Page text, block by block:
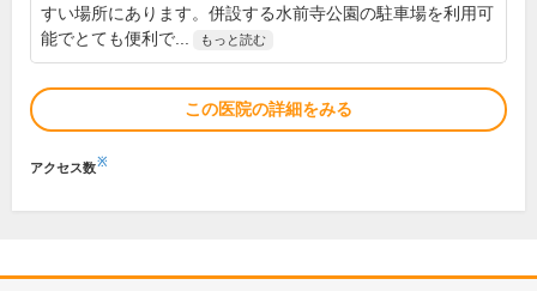
すい場所にあります。併設する水前寺公園の駐車場を利用可
能でとても便利で...
もっと読む
この医院の詳細をみる
アクセス数※